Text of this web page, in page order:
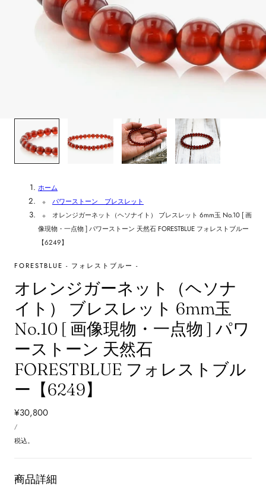
ホーム
パワーストーン ブレスレット
オレンジガーネット（ヘソナイト） ブレスレット 6mm玉 No.10 [ 画
像現物・一点物 ] パワーストーン 天然石 FORESTBLUE フォレストブルー
【6249】
FORESTBLUE - フォレストブルー -
オレンジガーネット（ヘソナ
イト） ブレスレット 6mm玉
No.10 [ 画像現物・一点物 ] パワ
ーストーン 天然石
FORESTBLUE フォレストブル
ー【6249】
通
常
価
¥30,800
単
価/あ
り
税込。
商品詳細